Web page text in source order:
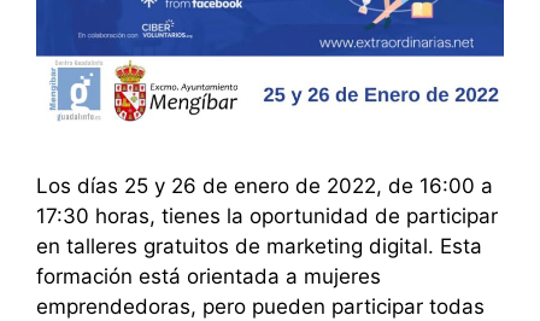
Los días 25 y 26 de enero de 2022, de 16:00 a
17:30 horas, tienes la oportunidad de participar
en talleres gratuitos de marketing digital. Esta
formación está orientada a mujeres
emprendedoras, pero pueden participar todas